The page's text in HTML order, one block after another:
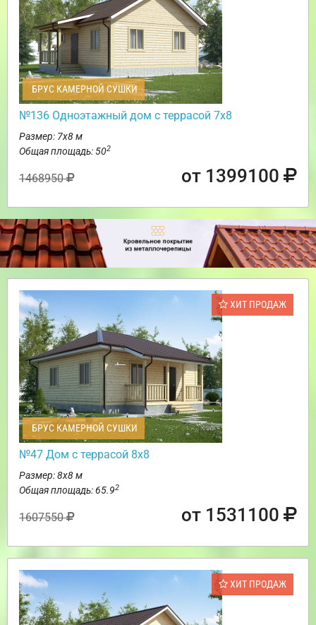
БРУС КАМЕРНОЙ СУШКИ
№136 Одноэтажный дом с террасой 7х8
Размер: 7х8 м
Общая площадь: 502
1468950 от 1399100
ХИТ ПРОДАЖ
БРУС КАМЕРНОЙ СУШКИ
№47 Дом с террасой 8х8
Размер: 8х8 м
Общая площадь: 65.92
1607550 от 1531100
ХИТ ПРОДАЖ